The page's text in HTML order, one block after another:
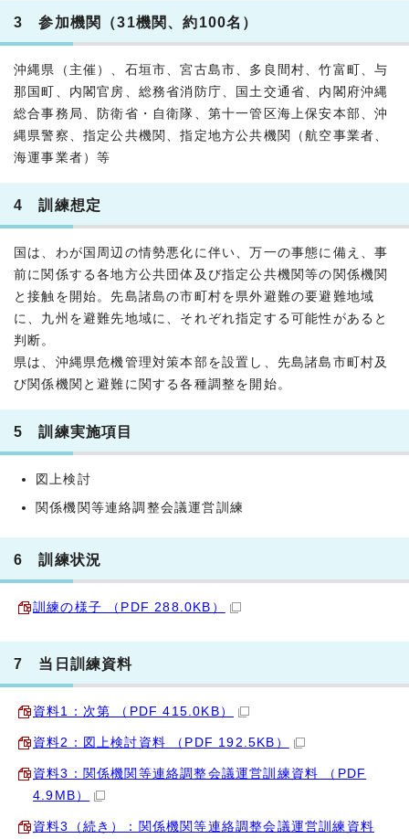
3 参加機関（31機関、約100名）
沖縄県（主催）、石垣市、宮古島市、多良間村、竹富町、与
那国町、内閣官房、総務省消防庁、国土交通省、内閣府沖縄
総合事務局、防衛省・自衛隊、第十一管区海上保安本部、沖
縄県警察、指定公共機関、指定地方公共機関（航空事業者、
海運事業者）等
4 訓練想定
国は、わが国周辺の情勢悪化に伴い、万一の事態に備え、事
前に関係する各地方公共団体及び指定公共機関等の関係機関
と接触を開始。先島諸島の市町村を県外避難の要避難地域
に、九州を避難先地域に、それぞれ指定する可能性があると
判断。
県は、沖縄県危機管理対策本部を設置し、先島諸島市町村及
び関係機関と避難に関する各種調整を開始。
5 訓練実施項目
図上検討
関係機関等連絡調整会議運営訓練
6 訓練状況
訓練の様子 （PDF 288.0KB）
7 当日訓練資料
資料1：次第 （PDF 415.0KB）
資料2：図上検討資料 （PDF 192.5KB）
資料3：関係機関等連絡調整会議運営訓練資料 （PDF
4.9MB）
資料3（続き）：関係機関等連絡調整会議運営訓練資料